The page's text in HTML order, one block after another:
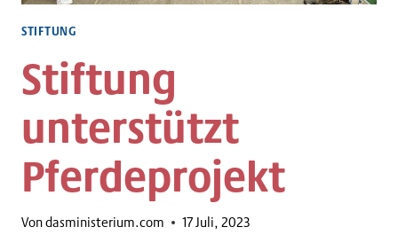
STIFTUNG
Stiftung
unterstützt
Pferdeprojekt
Vondasministerium.com 17 Juli, 2023